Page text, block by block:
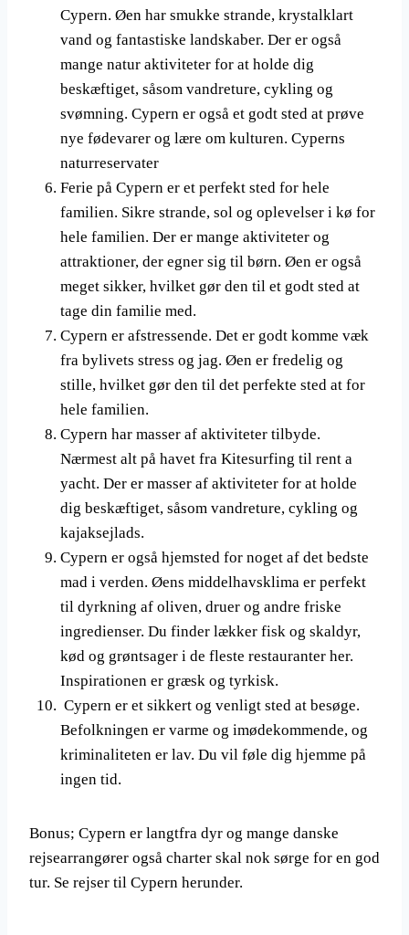
Cypern. Øen har smukke strande, krystalklart
vand og fantastiske landskaber. Der er også
mange natur aktiviteter for at holde dig
beskæftiget, såsom vandreture, cykling og
svømning. Cypern er også et godt sted at prøve
nye fødevarer og lære om kulturen. Cyperns
naturreservater
Ferie på Cypern er et perfekt sted for hele
familien. Sikre strande, sol og oplevelser i kø for
hele familien. Der er mange aktiviteter og
attraktioner, der egner sig til børn. Øen er også
meget sikker, hvilket gør den til et godt sted at
tage din familie med.
Cypern er afstressende. Det er godt komme væk
fra bylivets stress og jag. Øen er fredelig og
stille, hvilket gør den til det perfekte sted at for
hele familien.
Cypern har masser af aktiviteter tilbyde.
Nærmest alt på havet fra Kitesurfing til rent a
yacht. Der er masser af aktiviteter for at holde
dig beskæftiget, såsom vandreture, cykling og
kajaksejlads.
Cypern er også hjemsted for noget af det bedste
mad i verden. Øens middelhavsklima er perfekt
til dyrkning af oliven, druer og andre friske
ingredienser. Du finder lækker fisk og skaldyr,
kød og grøntsager i de fleste restauranter her.
Inspirationen er græsk og tyrkisk.
Cypern er et sikkert og venligt sted at besøge.
Befolkningen er varme og imødekommende, og
kriminaliteten er lav. Du vil føle dig hjemme på
ingen tid.
Bonus; Cypern er langtfra dyr og mange danske
rejsearrangører også charter skal nok sørge for en god
tur. Se rejser til Cypern herunder.